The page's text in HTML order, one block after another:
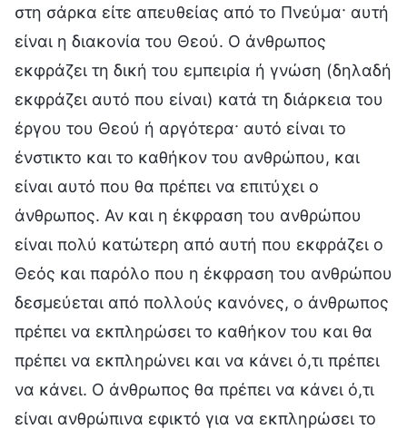
στη σάρκα είτε απευθείας από το Πνεύμα· αυτή
είναι η διακονία του Θεού. Ο άνθρωπος
εκφράζει τη δική του εμπειρία ή γνώση (δηλαδή
εκφράζει αυτό που είναι) κατά τη διάρκεια του
έργου του Θεού ή αργότερα· αυτό είναι το
ένστικτο και το καθήκον του ανθρώπου, και
είναι αυτό που θα πρέπει να επιτύχει ο
άνθρωπος. Αν και η έκφραση του ανθρώπου
είναι πολύ κατώτερη από αυτή που εκφράζει ο
Θεός και παρόλο που η έκφραση του ανθρώπου
δεσμεύεται από πολλούς κανόνες, ο άνθρωπος
πρέπει να εκπληρώσει το καθήκον του και θα
πρέπει να εκπληρώνει και να κάνει ό,τι πρέπει
να κάνει. Ο άνθρωπος θα πρέπει να κάνει ό,τι
είναι ανθρώπινα εφικτό για να εκπληρώσει το